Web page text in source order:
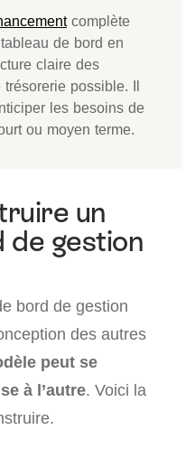
complète
de bord en
claire des
possible. Il
les besoins de
ou moyen terme.
un
de gestion
bord de gestion
des autres
peut se
à l’autre. Voici la